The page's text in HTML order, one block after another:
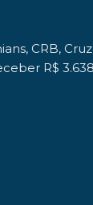
CRB,
R$